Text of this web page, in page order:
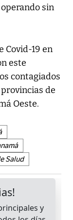
sin
Covid-19 en
este
contagiados
de
Oeste.
Salud